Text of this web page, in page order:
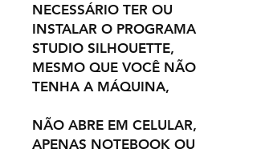
NECESSÁRIO TER OU
INSTALAR O PROGRAMA
STUDIO SILHOUETTE,
MESMO QUE VOCÊ NÃO
TENHA A MÁQUINA,
NÃO ABRE EM CELULAR,
APENAS NOTEBOOK OU